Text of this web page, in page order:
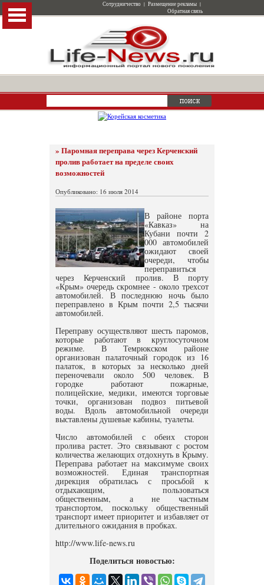
Сотрудничество | Размещение рекламы |
Обратная связь
» Паромная переправа через Керченский
пролив работает на пределе своих
возможностей
Опубликовано: 16 июля 2014
В районе порта
«Кавказ» на
Кубани почти 2
000 автомобилей
ожидают своей
очереди, чтобы
переправиться
через Керченский пролив. В порту
«Крым» очередь скромнее - около трехсот
автомобилей. В последнюю ночь было
переправлено в Крым почти 2,5 тысячи
автомобилей.
Переправу осуществляют шесть паромов,
которые работают в круглосуточном
режиме. В Темрюкском районе
организован палаточный городок из 16
палаток, в которых за несколько дней
переночевали около 500 человек. В
городке работают пожарные,
полицейские, медики, имеются торговые
точки, организован подвоз питьевой
воды. Вдоль автомобильной очереди
выставлены душевые кабины, туалеты.
Число автомобилей с обеих сторон
пролива растет. Это связывают с ростом
количества желающих отдохнуть в Крыму.
Переправа работает на максимуме своих
возможностей. Единая транспортная
дирекция обратилась с просьбой к
отдыхающим, пользоваться
общественным, а не частным
транспортом, поскольку общественный
транспорт имеет приоритет и избавляет от
длительного ожидания в пробках.
http://www.life-news.ru
Поделиться новостью: